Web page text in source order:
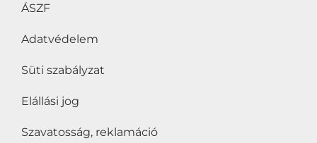
ÁSZF
Adatvédelem
Süti szabályzat
Elállási jog
Szavatosság, reklamáció